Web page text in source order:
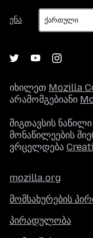
ენა
ენა
იხილეთ Mozilla
არამომგებიანი
შიგთავსის
მონაწილეების
ვრცელდება
mozilla.org
მომსახურების
პირადულობა